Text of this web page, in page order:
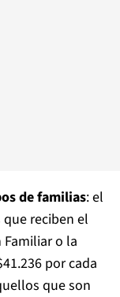
de familias: el
reciben el
Familiar o la
por cada
que son